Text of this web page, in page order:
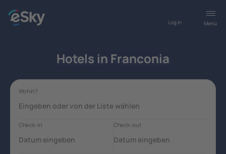
Menü
Log in
Hotels in Franconia